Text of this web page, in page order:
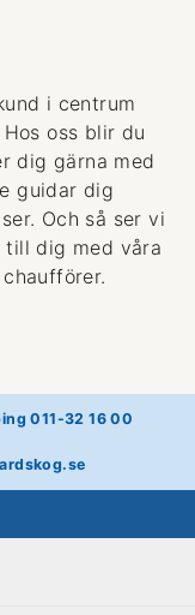
i centrum
oss blir du
dig gärna med
guidar dig
Och så ser vi
dig med våra
011-32 16 00